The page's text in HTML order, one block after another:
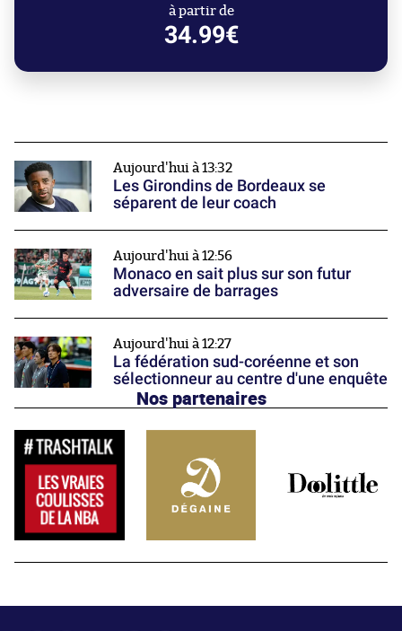
à partir de
34.99€
Aujourd'hui à 13:32
Les Girondins de Bordeaux se
séparent de leur coach
Aujourd'hui à 12:56
Monaco en sait plus sur son futur
adversaire de barrages
Aujourd'hui à 12:27
La fédération sud-coréenne et son
sélectionneur au centre d'une enquête
Nos partenaires